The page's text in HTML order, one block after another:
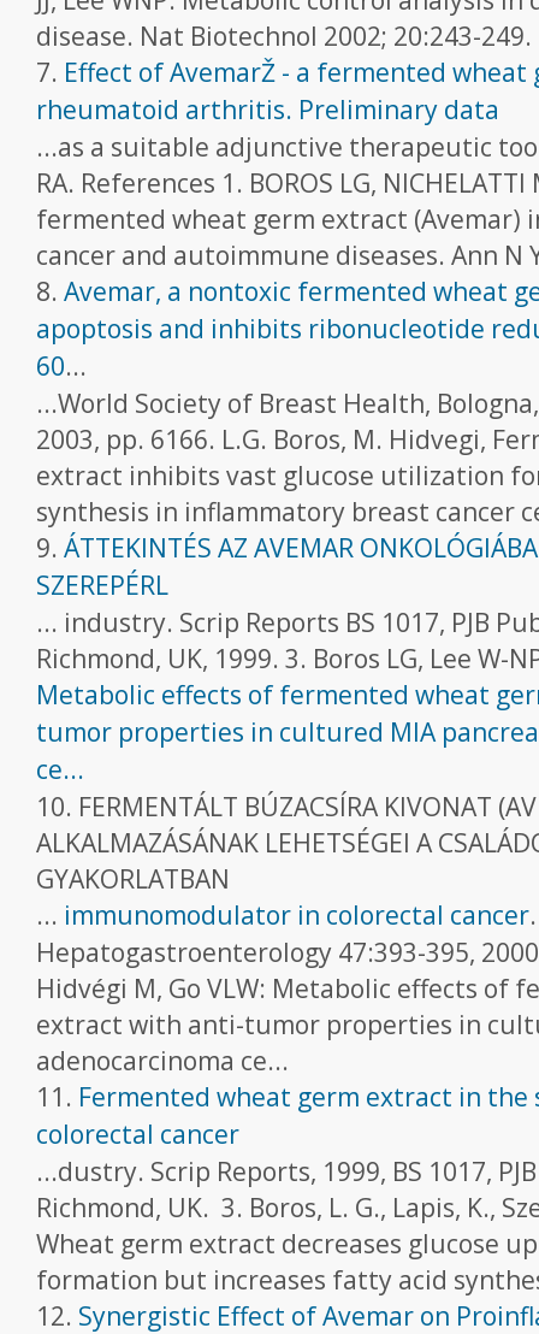
disease. Nat Biotechnol 2002; 20:243-
7. Effect of AvemarŽ - a fermented
rheumatoid arthritis. Preliminary data
...as a suitable adjunctive therapeutic
RA. References 1. BOROS LG, NICHELATTI
fermented wheat germ extract
cancer and autoimmune diseases. Ann N
8. Avemar, a nontoxic fermented wheat
apoptosis and inhibits ribonucleotide
60...
...World Society of Breast Health,
2003, pp. 61­66. L.G. Boros, M. Hidvegi,
extract inhibits vast glucose utilization
synthesis in inflammatory breast cancer
9. ÁTTEKINTÉS AZ AVEMAR
SZEREPÉRL
... industry. Scrip Reports BS 1017, PJB
Richmond, UK, 1999. 3. Boros LG, Lee W-
Metabolic effects of fermented wheat
tumor properties in cultured MIA
ce...
10. FERMENTÁLT BÚZACSÍRA KIVONAT
ALKALMAZÁSÁNAK LEHETSÉGEI A
GYAKORLATBAN
... immunomodulator in colorectal cancer.
Hepatogastroenterology 47:393-395,
Hidvégi M, Go VLW: Metabolic effects of
extract with anti-tumor properties in
adenocarcinoma ce...
11. Fermented wheat germ extract in
colorectal cancer
...dustry. Scrip Reports, 1999, BS 1017,
Richmond, UK. ­ 3. Boros, L. G., Lapis, K.,
Wheat germ extract decreases glucose
formation but increases fatty acid
12. Synergistic Effect of Avemar on